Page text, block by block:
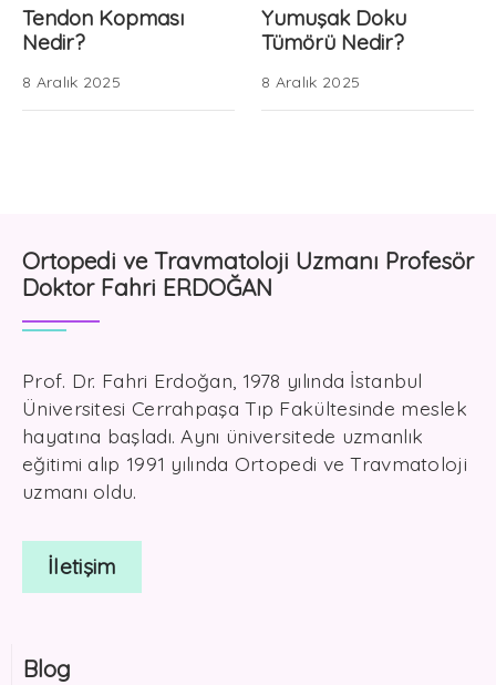
Tendon Kopması
Nedir?
8 Aralık 2025
Yumuşak Doku
Tümörü Nedir?
8 Aralık 2025
Ortopedi ve Travmatoloji Uzmanı Profesör
Doktor Fahri ERDOĞAN
Prof. Dr. Fahri Erdoğan, 1978 yılında İstanbul
Üniversitesi Cerrahpaşa Tıp Fakültesinde meslek
hayatına başladı. Aynı üniversitede uzmanlık
eğitimi alıp 1991 yılında Ortopedi ve Travmatoloji
uzmanı oldu.
İletişim
Blog